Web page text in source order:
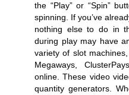
the “Play” or “Spin”
spinning. If you’ve
nothing else to do in
during play may have
variety of slot
Megaways,
online. These video
quantity generators.